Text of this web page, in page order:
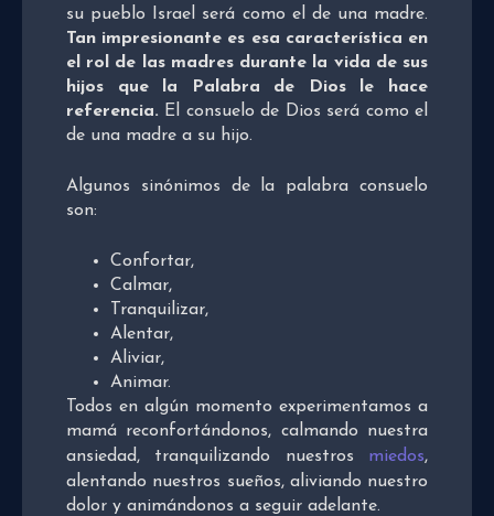
su pueblo Israel será como el de una madre.
Tan impresionante es esa característica en
el rol de las madres durante la vida de sus
hijos que la Palabra de Dios le hace
referencia. El consuelo de Dios será como el
de una madre a su hijo.
Algunos sinónimos de la palabra consuelo
son:
Confortar,
Calmar,
Tranquilizar,
Alentar,
Aliviar,
Animar.
Todos en algún momento experimentamos a
mamá reconfortándonos, calmando nuestra
ansiedad, tranquilizando nuestros miedos,
alentando nuestros sueños, aliviando nuestro
dolor y animándonos a seguir adelante.